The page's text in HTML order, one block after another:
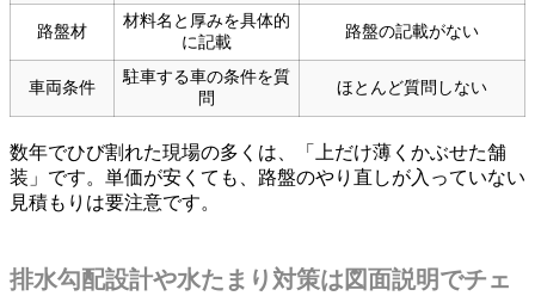
路盤材
材料名と厚みを具体的
に記載
路盤の記載がない
車両条件
駐車する車の条件を質
問
ほとんど質問しない
数年でひび割れた現場の多くは、「上だけ薄くかぶせた舗
装」です。単価が安くても、路盤のやり直しが入っていない
見積もりは要注意です。
排水勾配設計や水たまり対策は図面説明でチェ